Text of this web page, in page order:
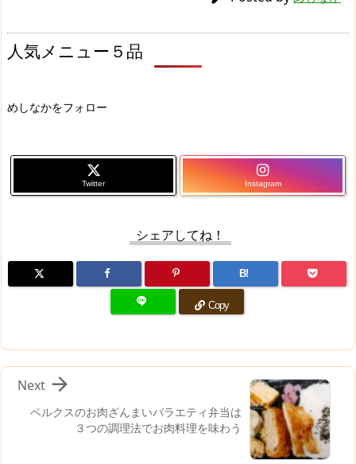
人気メニュー５品
めしなかをフォロー
Twitter Instagram
シェアしてね！
B!
Copy
ベルクスのお肉ざんまいバラエティ弁当は
３つの調理法でお肉料理を味わう

Next